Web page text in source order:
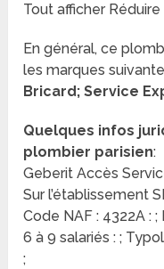
Tout afficher Réduire
En général, ce
les marques
Bricard; Service
Quelques infos
plombier parisien:
Geberit Accès
Sur l’établissement
Code NAF : 4322A :
6 à 9 salariés : ;
;